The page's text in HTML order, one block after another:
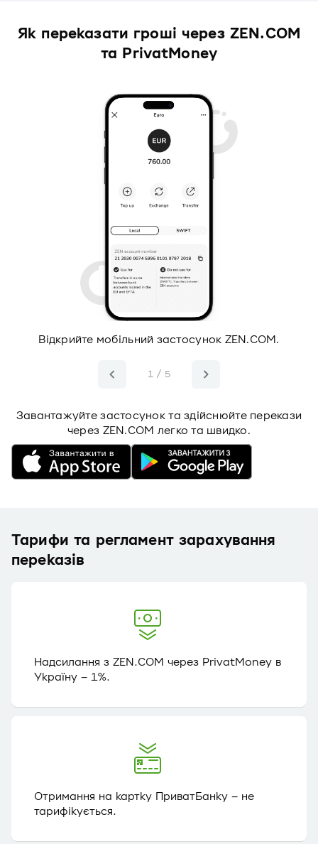
Як переказати гроші через ZEN.COM
та PrivatMoney
Відкрийте мобільний застосунок ZEN.COM.
1 / 5
Завантажуйте застосунок та здійснюйте перекази
через ZEN.COM легко та швидко.
Тарифи та регламент зарахування
переказів
Надсилання з ZEN.COM через PrivatMoney в
Україну – 1%.
Отримання на картку ПриватБанку – не
тарифікується.